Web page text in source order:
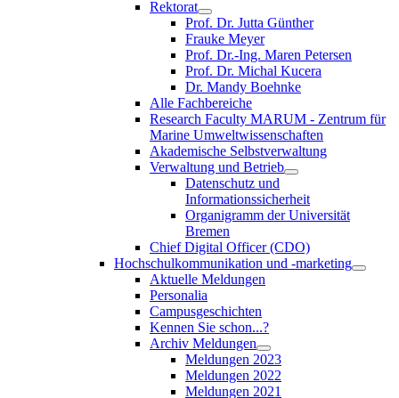
Rektorat
Prof. Dr. Jutta Günther
Frauke Meyer
Prof. Dr.-Ing. Maren Petersen
Prof. Dr. Michal Kucera
Dr. Mandy Boehnke
Alle Fachbereiche
Research Faculty MARUM - Zentrum für
Marine Umweltwissenschaften
Akademische Selbstverwaltung
Verwaltung und Betrieb
Datenschutz und
Informationssicherheit
Organigramm der Universität
Bremen
Chief Digital Officer (CDO)
Hochschulkommunikation und -marketing
Aktuelle Meldungen
Personalia
Campusgeschichten
Kennen Sie schon...?
Archiv Meldungen
Meldungen 2023
Meldungen 2022
Meldungen 2021